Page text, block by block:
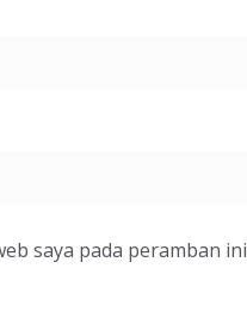
saya pada peramban